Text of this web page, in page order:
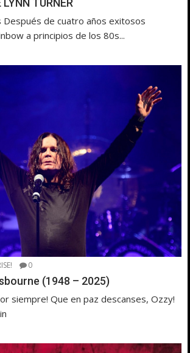
TURNER
Después de cuatro años exitosos
a principios de los 80s...
0
(1948 – 2025)
siempre! Que en paz descanses, Ozzy!